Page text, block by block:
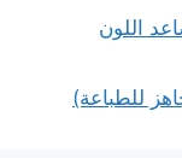
اللون